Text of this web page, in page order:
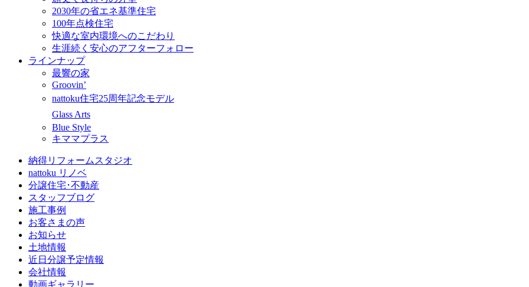
2030年の省エネ基準住宅
100年点検住宅
快適な室内環境へのこだわり
生涯続く安心のアフターフォロー
ラインナップ
最響の家
Groovin’
nattoku住宅25周年記念モデル
Glass Arts
Blue Style
キママプラス
納得リフォームスタジオ
nattoku リノベ
分譲住宅･不動産
スタッフブログ
施工事例
お客さまの声
お知らせ
土地情報
近日分譲予定情報
会社情報
動画ギャラリー